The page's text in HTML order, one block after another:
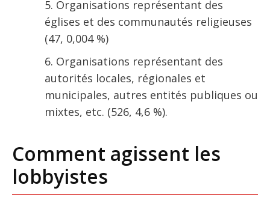
Organisations représentant des
églises et des communautés religieuses
(47, 0,004 %)
Organisations représentant des
autorités locales, régionales et
municipales, autres entités publiques ou
mixtes, etc. (526, 4,6 %).
Comment agissent les
lobbyistes